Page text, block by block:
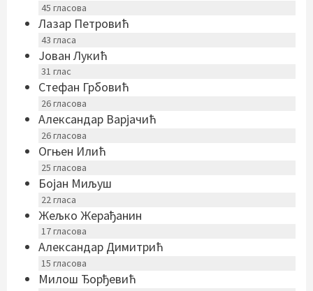
45гласова
Лазар Петровић
43гласа
Јован Лукић
31глас
Стефан Грбовић
26гласова
Александар Варјачић
26гласова
Огњен Илић
25гласова
Бојан Миљуш
22гласа
Жељко Жерађанин
17гласова
Александар Димитрић
15гласова
Милош Ђорђевић